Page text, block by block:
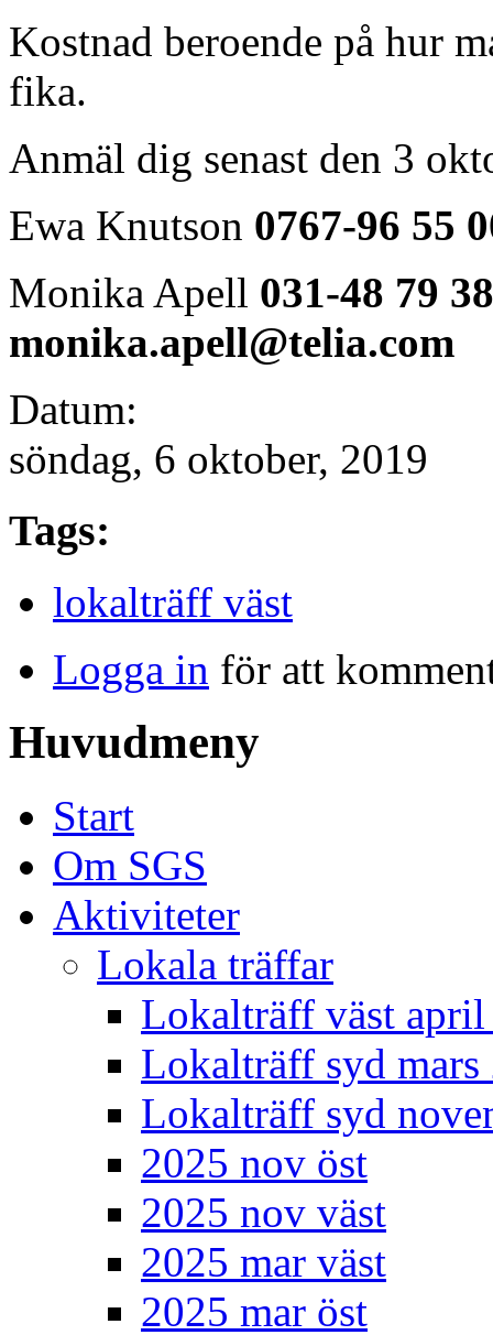
Kostnad beroende på hur
fika.
Anmäl dig senast den 3
Ewa Knutson 0767-96 55
Monika Apell 031-48 79 38
monika.apell@telia.com
Datum:
söndag, 6 oktober, 2019
Tags:
lokalträff väst
Logga in för att
Huvudmeny
Start
Om SGS
Aktiviteter
Lokala träffar
Lokalträff väst
Lokalträff syd mars
Lokalträff syd
2025 nov öst
2025 nov väst
2025 mar väst
2025 mar öst